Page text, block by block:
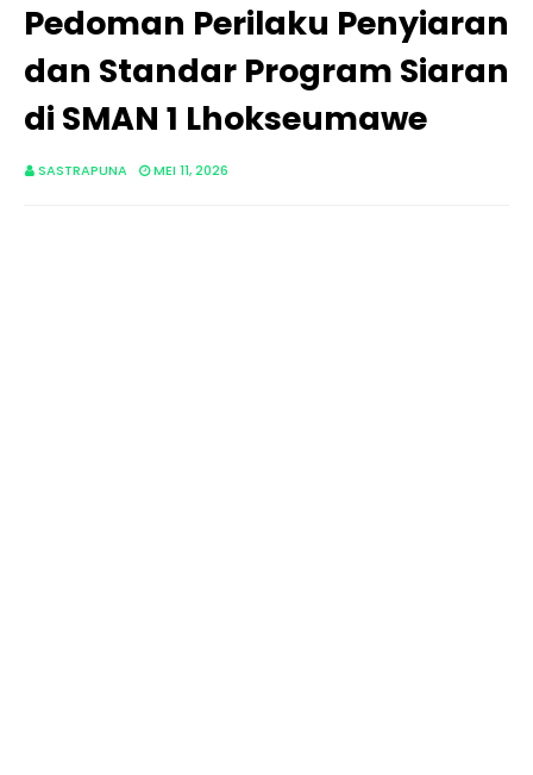
Pedoman Perilaku Penyiaran
dan Standar Program Siaran
di SMAN 1 Lhokseumawe
SASTRAPUNA MEI 11, 2026